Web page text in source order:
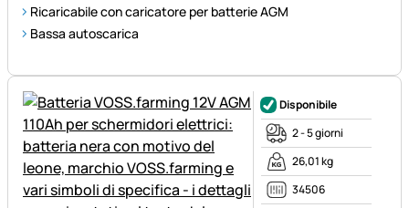
Ricaricabile con caricatore per batterie AGM
Bassa autoscarica
Disponibile
2 - 5 giorni
26,01 kg
34506